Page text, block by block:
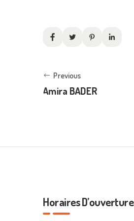
Previous
Amira BADER
Horaires D’ouverture